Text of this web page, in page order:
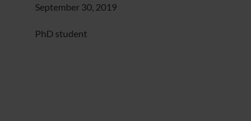
September 30, 2019
PhD student